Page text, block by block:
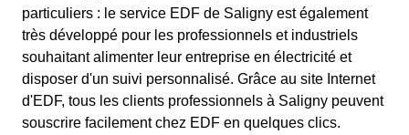
particuliers : le service EDF de Saligny est également
très développé pour les professionnels et industriels
souhaitant alimenter leur entreprise en électricité et
disposer d'un suivi personnalisé. Grâce au site Internet
d'EDF, tous les clients professionnels à Saligny peuvent
souscrire facilement chez EDF en quelques clics.